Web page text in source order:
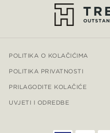
POLITIKA O KOLAČIĆIMA
POLITIKA PRIVATNOSTI
PRILAGODITE KOLAČIĆE
UVJETI I ODREDBE